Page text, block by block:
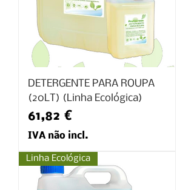
DETERGENTE PARA ROUPA
(20LT) (Linha Ecológica)
Preço
61,82 €
IVA não incl.
Linha Ecológica